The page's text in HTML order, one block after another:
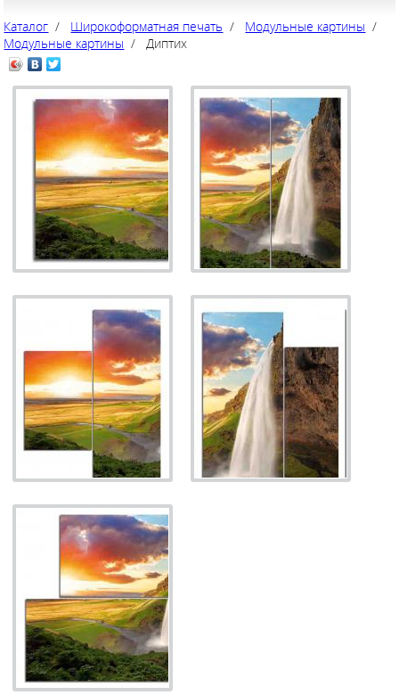
Каталог / Широкоформатная печать / Модульные картины /
Модульные картины / Диптих